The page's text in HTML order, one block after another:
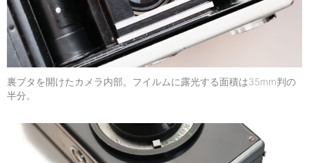
裏ブタを開けたカメラ内部。フイルムに露光する面積は35mm判の
半分。